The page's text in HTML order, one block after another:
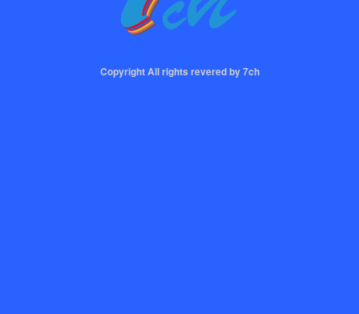
Copyright All rights revered by 7ch